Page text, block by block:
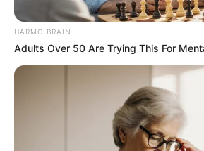
HARMO BRAIN
Adults Over 50 Are Trying This For